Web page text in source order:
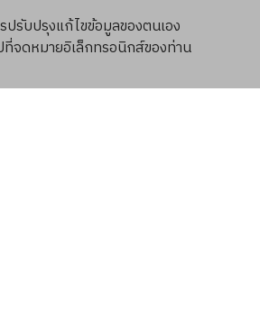
ปรับปรุงแก้ไขข้อมูลของตนเอง
ที่จดหมายอิเล็กทรอนิกส์ของท่าน